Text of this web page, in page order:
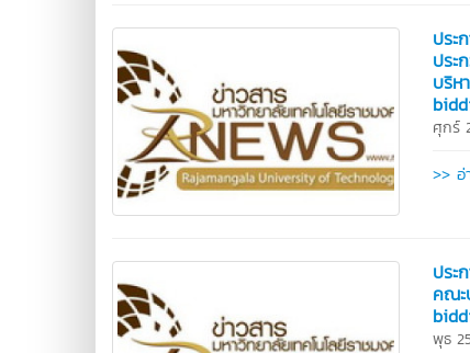
ประ
ประ
บริห
ศุกร์
>>
ประ
คณะ
พุธ